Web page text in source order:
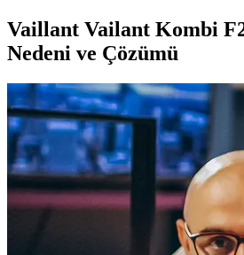
Vaillant Vailant Kombi
Nedeni ve Çözümü